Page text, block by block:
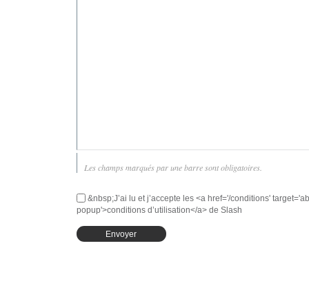
Les champs marqués par une barre sont obligatoires.
&nbsp;J’ai lu et j’accepte les <a href='/conditions'
popup'>conditions d’utilisation</a> de Slash